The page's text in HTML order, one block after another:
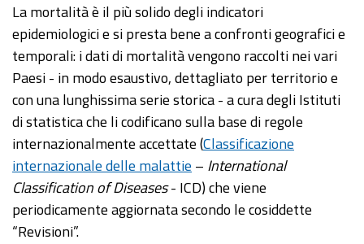
La mortalità è il più solido degli indicatori
epidemiologici e si presta bene a confronti geografici e
temporali: i dati di mortalità vengono raccolti nei vari
Paesi - in modo esaustivo, dettagliato per territorio e
con una lunghissima serie storica - a cura degli Istituti
di statistica che li codificano sulla base di regole
internazionalmente accettate (Classificazione
internazionale delle malattie – International
Classification of Diseases- ICD) che viene
periodicamente aggiornata secondo le cosiddette
“Revisioni”.